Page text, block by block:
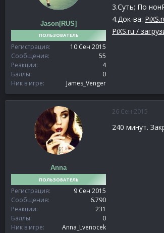
Jason[RUS]
ПОЛЬЗОВАТЕЛЬ
Регистрация
10 Сен 2015
Сообщения
55
Реакции
4
Баллы
0
Ник в игре
James_Venger
3.Суть; По
4.Док-ва:
PiXS.ru /
Anna
ПОЛЬЗОВАТЕЛЬ
Регистрация
9 Сен 2015
Сообщения
6.790
Реакции
231
Баллы
0
Ник в игре
Anna_Lvenocek
26 Сен 2015
240 минут.